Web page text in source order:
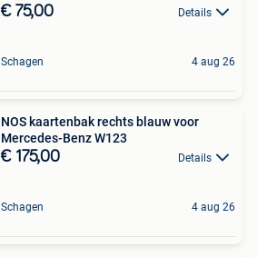
€ 75,00 Details
Schagen 4 aug 26
NOS kaartenbak rechts blauw voor
Mercedes-Benz W123
€ 175,00 Details
Schagen 4 aug 26